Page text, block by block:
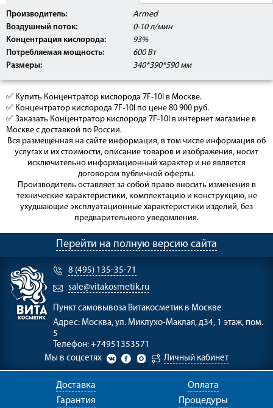
Производитель:
Armed
Воздушный поток:
0-10 л/мин
Концентрация кислорода:
93%
Потребляемая мощность:
600 Вт
Размеры:
340*390*590 мм
Данное изделие прошло клинические
испытания, имеет Регистрационное Удостоверение
Росздравнадзор РФ, а также сертификат
соответствия РОСТ, может быть использовано в
медицинских центрах, ЛПУ, а так же
косметологических салонах.
✅ Купить Концентратор кислорода 7F-10l в Москве.
✅ Концентратор кислорода 7F-10l по цене 80 900 руб.
✅ Заказать Концентратор кислорода 7F-10l в интернет магазине в
Москве с доставкой по России.
Вся размещённая на сайте информация, в том числе информация об
услугах и их стоимости, описание товаров и изображения, носит
исключительно информационный характер и не является
договором публичной оферты.
Производитель оставляет за собой право вносить изменения в
технические характеристики, комплектацию и конструкцию, не
ухудшающие эксплуатационные характеристики изделий, без
предварительного уведомления.
Перейти на полную версию сайта
8 (495) 135-35-71
sale@vitakosmetik.ru
Пункт самовывоза Витакосметик в Москве
Адрес: Москва, ул. Миклухо-Маклая, д34, 1 этаж, пом.
5
Телефон: +74951353571
Мы в соцсетях
Личный кабинет
Доставка
Оплата
Гарантия
Процедуры